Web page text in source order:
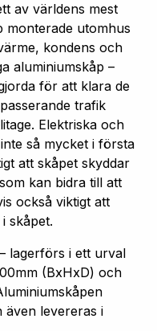
av världens mest
monterade utomhus
kondens och
aluminiumskåp –
för att klara de
trafik
Elektriska och
så mycket i första
att skåpet skyddar
kan bidra till att
också viktigt att
skåpet.
lagerförs i ett urval
(BxHxD) och
även levereras i